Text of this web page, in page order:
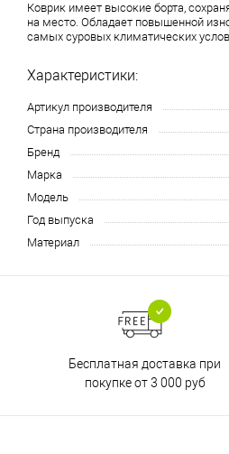
Коврик имеет высокие борта,
на место. Обладает повышенной
самых суровых климатических
Характеристики:
Артикул производителя
Страна производителя
Бренд
Марка
Модель
Год выпуска
Материал
Бесплатная доставка при
покупке от 3 000 руб